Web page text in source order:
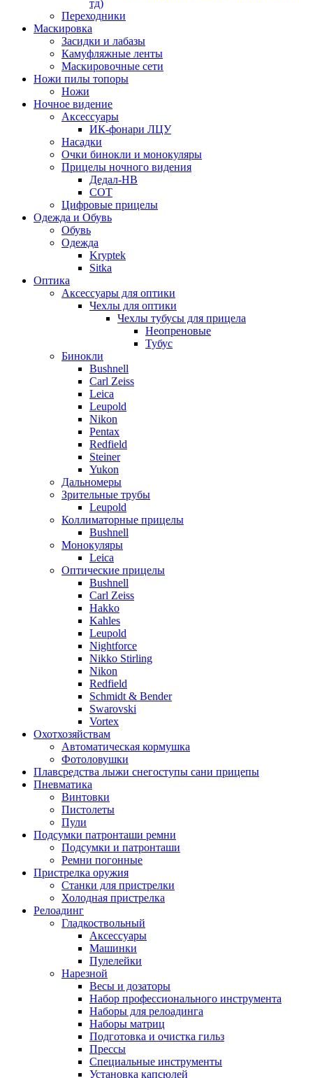
тд)
Переходники
Маскировка
Засидки и лабазы
Камуфляжные ленты
Маскировочные сети
Ножи пилы топоры
Ножи
Ночное видение
Аксессуары
ИК-фонари ЛЦУ
Насадки
Очки бинокли и монокуляры
Прицелы ночного видения
Дедал-НВ
СОТ
Цифровые прицелы
Одежда и Обувь
Обувь
Одежда
Kryptek
Sitka
Оптика
Аксессуары для оптики
Чехлы для оптики
Чехлы тубусы для прицела
Неопреновые
Тубус
Бинокли
Bushnell
Carl Zeiss
Leica
Leupold
Nikon
Pentax
Redfield
Steiner
Yukon
Дальномеры
Зрительные трубы
Leupold
Коллиматорные прицелы
Bushnell
Монокуляры
Leica
Оптические прицелы
Bushnell
Carl Zeiss
Hakko
Kahles
Leupold
Nightforce
Nikko Stirling
Nikon
Redfield
Schmidt & Bender
Swarovski
Vortex
Охотхозяйствам
Автоматическая кормушка
Фотоловушки
Плавсредства лыжи снегоступы сани прицепы
Пневматика
Винтовки
Пистолеты
Пули
Подсумки патронташи ремни
Подсумки и патронташи
Ремни погонные
Пристрелка оружия
Станки для пристрелки
Холодная пристрелка
Релоадинг
Гладкоствольный
Аксессуары
Машинки
Пулелейки
Нарезной
Весы и дозаторы
Набор профессионального инструмента
Наборы для релоадинга
Наборы матриц
Подготовка и очистка гильз
Прессы
Специальные инструменты
Установка капсюлей